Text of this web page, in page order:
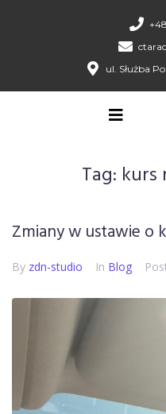
ul. Służba
Tag: kurs
Zmiany w ustawie o
By zdn-studio In Blog